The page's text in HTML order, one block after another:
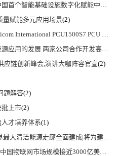
首个智能基础设施数字化赋能中心
量赋能多元应用场景(2)
PCU1500S7 PCU 1500 S7 V4.5.0
高性能储能和太阳能组串式逆变器方案 以实现可持续的未来
应链创新峰会,演讲大咖阵容官宣(2)
题解答(2)
批上市(2)
才培养体系(1)
新型能源体系、保障国家能源安全、实现“双碳”目标提供有力支撑
亿美元 智慧工厂、智慧城市、智慧电网等将占60%以上